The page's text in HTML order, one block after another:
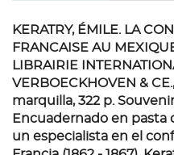
KERATRY, ÉMILE. LA
FRANCAISE AU
LIBRAIRIE
VERBOECKHOVEN &
marquilla, 322 p.
Encuadernado en pasta
un especialista en el